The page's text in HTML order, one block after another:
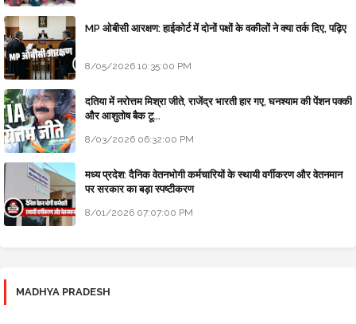
MP ओबीसी आरक्षण: हाईकोर्ट में दोनों पक्षों के वकीलों ने क्या तर्क दिए, पढ़िए
8/05/2026 10:35:00 PM
दतिया में नरोत्तम मिश्रा जीते, राजेंद्र भारती हार गए, घनश्याम की पेंशन पक्की
और आशुतोष बैक टू...
8/03/2026 06:32:00 PM
मध्य प्रदेश: दैनिक वेतनभोगी कर्मचारियों के स्थायी वर्गीकरण और वेतनमान
पर सरकार का बड़ा स्पष्टीकरण
8/01/2026 07:07:00 PM
MADHYA PRADESH